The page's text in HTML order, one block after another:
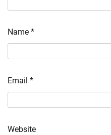
Name *
Email *
Website